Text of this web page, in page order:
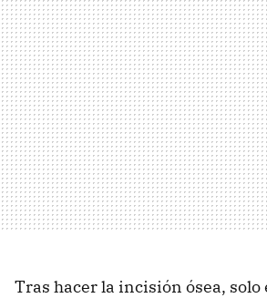
Tras hacer la incisión ósea, solo